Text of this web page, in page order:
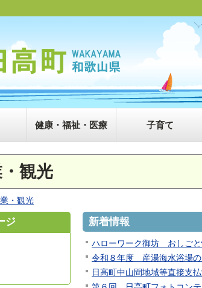
健康・福祉・医療 子育て
観光
・観光
新着情報
ハローワーク御坊 おしごと
令和８年度 産湯海水浴場の
日高町中山間地域等直接支
ジ